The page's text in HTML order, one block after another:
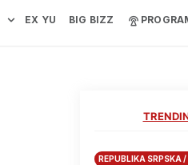
EX YU BIG BIZZ
REPUBLIKA SRPSKA /